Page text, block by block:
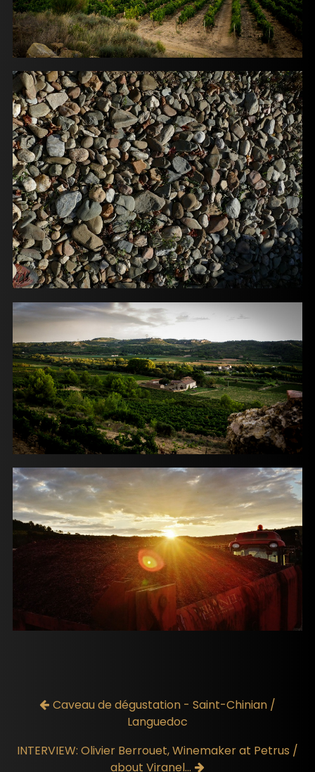
Caveau de dégustation - Saint-Chinian /
Languedoc
INTERVIEW: Olivier Berrouet, Winemaker at Petrus /
about Viranel...